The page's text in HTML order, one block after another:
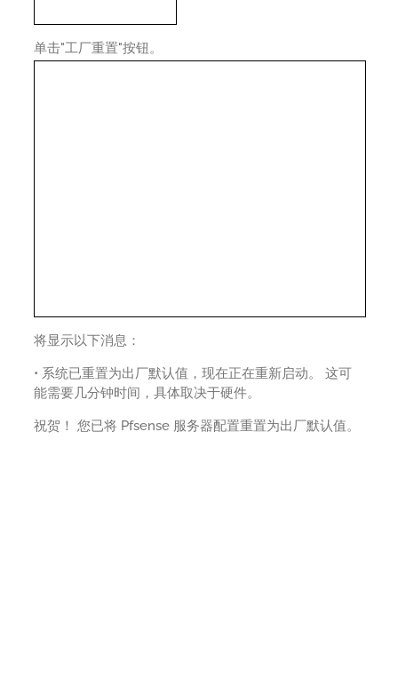
单击"工厂重置"按钮。
将显示以下消息：
• 系统已重置为出厂默认值，现在正在重新启动。 这可
能需要几分钟时间，具体取决于硬件。
祝贺！ 您已将 Pfsense 服务器配置重置为出厂默认值。